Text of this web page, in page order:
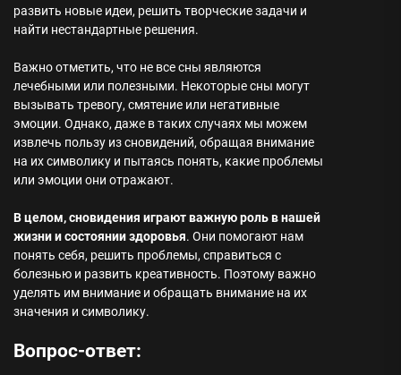
развить новые идеи, решить творческие задачи и
найти нестандартные решения.
Важно отметить, что не все сны являются
лечебными или полезными. Некоторые сны могут
вызывать тревогу, смятение или негативные
эмоции. Однако, даже в таких случаях мы можем
извлечь пользу из сновидений, обращая внимание
на их символику и пытаясь понять, какие проблемы
или эмоции они отражают.
В целом, сновидения играют важную роль в нашей
жизни и состоянии здоровья. Они помогают нам
понять себя, решить проблемы, справиться с
болезнью и развить креативность. Поэтому важно
уделять им внимание и обращать внимание на их
значения и символику.
Вопрос-ответ: